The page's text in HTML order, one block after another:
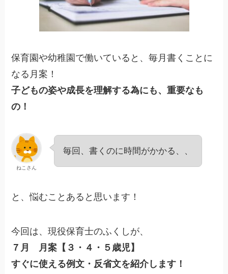
保育園や幼稚園で働いていると、毎月書くことに
なる月案！
子どもの姿や成長を理解する為にも、重要なも
の！
ねこさん
毎回、書くのに時間がかかる、、
と、悩むことあると思います！
今回は、現役保育士のふくしが、
７月 月案【３・４・５歳児】
すぐに使える例文・反省文を紹介します！